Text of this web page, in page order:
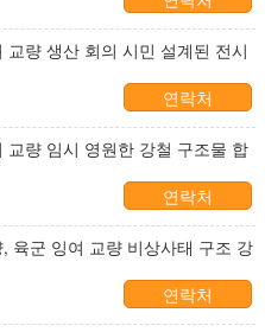
교량 생산 회의 시민 설계된 전시
연락처
교량 임시 영원한 강철 구조물 합
연락처
육군 잉여 교량 비상사태 구조 강
연락처